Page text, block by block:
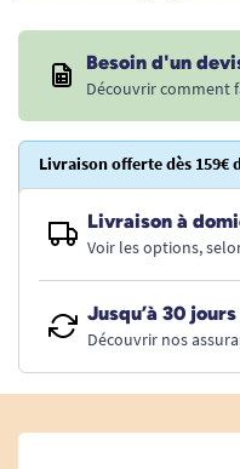
Besoin d'un
Découvrir comment
Livraison offerte dès 159€
Livraison à
Voir les options,
Jusqu’à 30
Découvrir nos